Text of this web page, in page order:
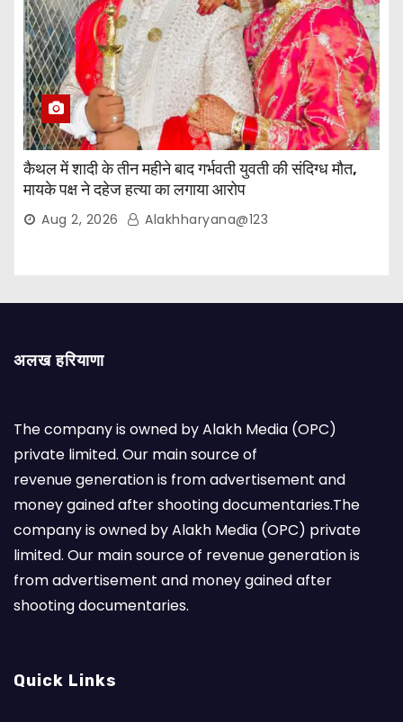
कैथल में शादी के तीन महीने बाद गर्भवती युवती की संदिग्ध मौत,
मायके पक्ष ने दहेज हत्या का लगाया आरोप
Aug 2, 2026 Alakhharyana@123
अलख हरियाणा
The company is owned by Alakh Media (OPC)
private limited. Our main source of
revenue generation is from advertisement and
money gained after shooting documentaries.The
company is owned by Alakh Media (OPC) private
limited. Our main source of revenue generation is
from advertisement and money gained after
shooting documentaries.
Quick Links